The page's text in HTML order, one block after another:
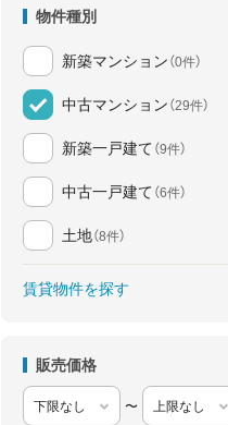
物件種別
新築マンション （0件）
中古マンション （29件）
新築一戸建て （9件）
中古一戸建て （6件）
土地（8件）
賃貸物件を探す
販売価格
〜